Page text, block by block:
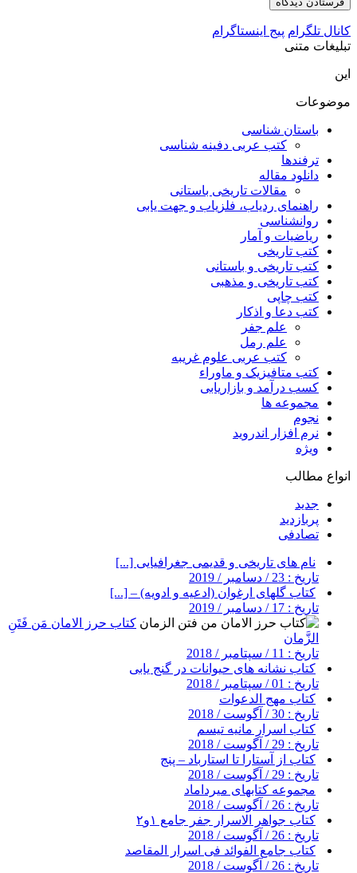
کانال تلگرام پیج اینستاگرام
تبلیغات متنی
این
موضوعات
باستان شناسی
کتب عربی دفینه شناسی
ترفندها
دانلود مقاله
مقالات تاریخی باستانی
راهنمای ردیاب، فلزیاب و جهت یابی
روانشناسی
ریاضیات و آمار
کتب تاریخی
کتب تاریخی و باستانی
کتب تاریخی و مذهبی
کتب چاپی
کتب دعا و اذکار
علم جفر
علم رمل
کتب عربی علوم غریبه
کتب متافیزیک و ماوراء
کسب درآمد و بازاریابی
مجموعه ها
نجوم
نرم افزار اندروید
ویژه
انواع مطالب
جدید
پربازدید
تصادفی
نام های تاریخی و قدیمی جغرافیایی [...]
تاریخ : 23 / دسامبر / 2019
کتاب گلهای ارغوان (ادعیه و ادویه) – [...]
تاریخ : 17 / دسامبر / 2019
کتاب حرز الامان مَن فَتَنِ
الزَّمان
تاریخ : 11 / سپتامبر / 2018
کتاب نشانه های حیوانات در گنج یابی
تاریخ : 01 / سپتامبر / 2018
کتاب مهج الدعوات
تاریخ : 30 / آگوست / 2018
کتاب اسرار مانیه تیسم
تاریخ : 29 / آگوست / 2018
کتاب از آستارا تا استارباد – پنج
تاریخ : 29 / آگوست / 2018
مجموعه کتابهای میرداماد
تاریخ : 26 / آگوست / 2018
کتاب جواهر الاسرار جفر جامع ۱و۲
تاریخ : 26 / آگوست / 2018
کتاب جامع الفوائد فی اسرار المقاصد
تاریخ : 26 / آگوست / 2018